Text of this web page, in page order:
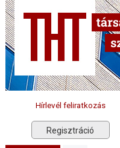
Hírlevél feliratkozás
Regisztráció